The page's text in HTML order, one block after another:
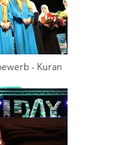
- Kuran